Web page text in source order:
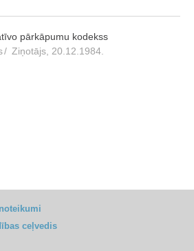
pārkāpumu kodekss
/ Ziņotājs, 20.12.1984.
ceļvedis